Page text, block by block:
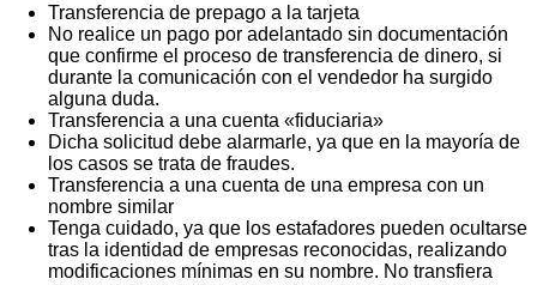
Transferencia de prepago a la tarjeta
No realice un pago por adelantado sin documentación
que confirme el proceso de transferencia de dinero, si
durante la comunicación con el vendedor ha surgido
alguna duda.
Transferencia a una cuenta «fiduciaria»
Dicha solicitud debe alarmarle, ya que en la mayoría de
los casos se trata de fraudes.
Transferencia a una cuenta de una empresa con un
nombre similar
Tenga cuidado, ya que los estafadores pueden ocultarse
tras la identidad de empresas reconocidas, realizando
modificaciones mínimas en su nombre. No transfiera